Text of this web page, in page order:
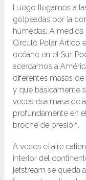
Luego llegamos a
golpeadas por la
húmedas. A
Círculo Polar Ártico
océano en el Sur.
acercamos a
diferentes masas
y que ​​básicamente
veces esa masa de
profundamente en
broche de presión.
A veces el aire
interior del
jetstream se queda